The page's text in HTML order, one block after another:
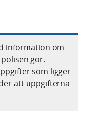
information om
gör.
som ligger
att uppgifterna